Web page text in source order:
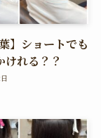
】ショートでも
けれる？？